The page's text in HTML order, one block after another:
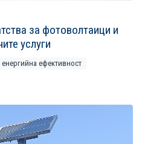
за фотоволтаици и
услуги
енергийна ефективност